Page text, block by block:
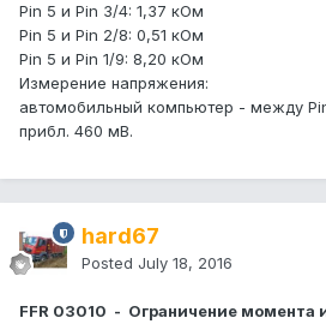
Pin 5 и Pin 3/4: 1,37 кОм
Pin 5 и Pin 2/8: 0,51 кОм
Pin 5 и Pin 1/9: 8,20 кОм
Измерение напряжения:
автомобильный компьютер - между
прибл. 460 мВ.
hard67
Posted July 18, 2016
FFR 03010 - Ограничение момента